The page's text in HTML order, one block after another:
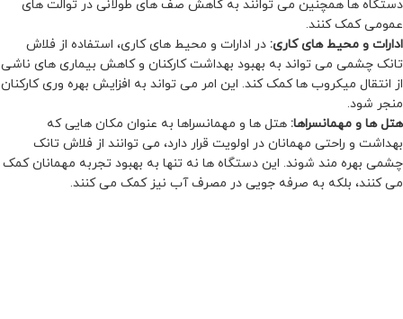
دستگاه ها همچنین می توانند به کاهش صف های طولانی در توالت های
عمومی کمک کنند.
ادارات و محیط های کاری: در ادارات و محیط های کاری، استفاده از فلاش
تانک چشمی می تواند به بهبود بهداشت کارکنان و کاهش بیماری های ناشی
از انتقال میکروب ها کمک کند. این امر می تواند به افزایش بهره وری کارکنان
منجر شود.
هتل ها و مهمانسراها: هتل ها و مهمانسراها به عنوان مکان هایی که
بهداشت و راحتی مهمانان در اولویت قرار دارد، می توانند از فلاش تانک
چشمی بهره مند شوند. این دستگاه ها نه تنها به بهبود تجربه مهمانان کمک
می کنند، بلکه به صرفه جویی در مصرف آب نیز کمک می کنند.